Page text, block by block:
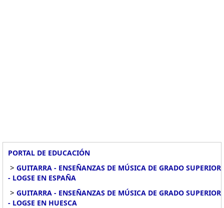
PORTAL DE EDUCACIÓN
> GUITARRA - ENSEÑANZAS DE MÚSICA DE GRADO SUPERIOR
- LOGSE EN ESPAÑA
> GUITARRA - ENSEÑANZAS DE MÚSICA DE GRADO SUPERIOR
- LOGSE EN HUESCA